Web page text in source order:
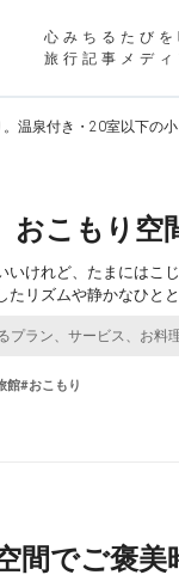
心みちるたびを
旅行記事メデ
。温泉付き・20室以下の
おこもり
いけれど、たまにはこ
たリズムや静かなひと
館#おこもり
間でご褒美